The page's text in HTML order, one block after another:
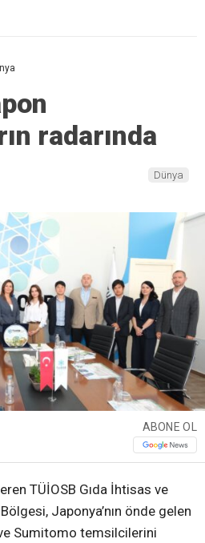
radarında
Dünya
ABONE OL
TÜİOSB Gıda İhtisas ve
Japonya’nın önde gelen
Sumitomo temsilcilerini